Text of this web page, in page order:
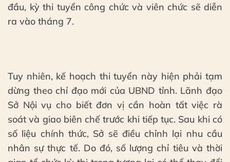
đầu, kỳ thi tuyển công chức và viên chức sẽ diễn
ra vào tháng 7.
Tuy nhiên, kế hoạch thi tuyển này hiện phải tạm
dừng theo chỉ đạo mới của UBND tỉnh. Lãnh đạo
Sở Nội vụ cho biết đơn vị cần hoàn tất việc rà
soát và giao biên chế trước khi tiếp tục. Sau khi có
số liệu chính thức, Sở sẽ điều chỉnh lại nhu cầu
nhân sự thực tế. Do đó, số lượng chỉ tiêu và thời